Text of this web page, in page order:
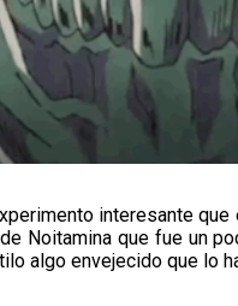
interesante
Noitamina que fue un
algo envejecido que lo